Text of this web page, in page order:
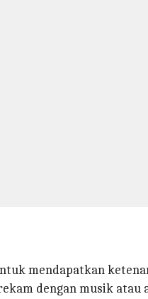
mendapatkan
dengan musik atau